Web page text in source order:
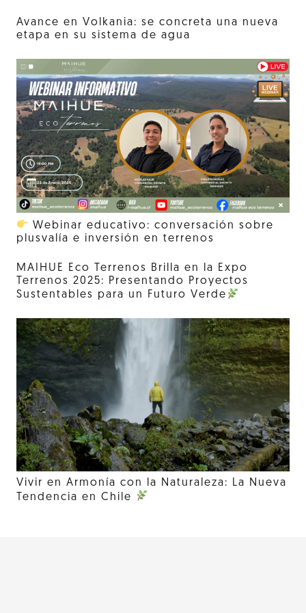
Avance en Volkania: se concreta una nueva
etapa en su sistema de agua
Webinar educativo: conversación sobre
plusvalía e inversión en terrenos
MAIHUE Eco Terrenos Brilla en la Expo
Terrenos 2025: Presentando Proyectos
Sustentables para un Futuro Verde
Vivir en Armonía con la Naturaleza: La Nueva
Tendencia en Chile